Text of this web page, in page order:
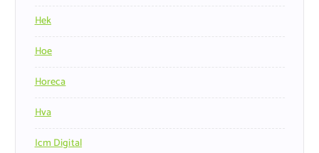
Hek
Hoe
Horeca
Hva
Icm Digital